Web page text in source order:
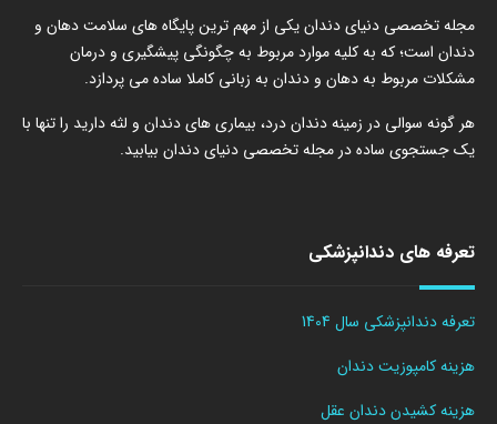
مجله تخصصی دنیای دندان یکی از مهم ترین پایگاه های سلامت دهان و
دندان است؛ که به کلیه موارد مربوط به چگونگی پیشگیری و درمان
مشکلات مربوط به دهان و دندان به زبانی کاملا ساده می پردازد.
هر گونه سوالی در زمینه دندان درد، بیماری های دندان و لثه دارید را تنها با
یک جستجوی ساده در مجله تخصصی دنیای دندان بیابید.
تعرفه های دندانپزشکی
تعرفه دندانپزشکی سال 1404
هزینه کامپوزیت دندان
هزینه کشیدن دندان عقل